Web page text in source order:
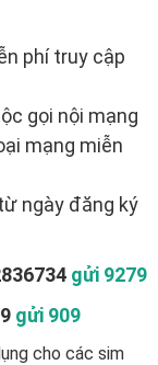
phí truy cập
gọi nội mạng
mạng miễn
ngày đăng ký
gửi 9279
gửi 909
cho các sim